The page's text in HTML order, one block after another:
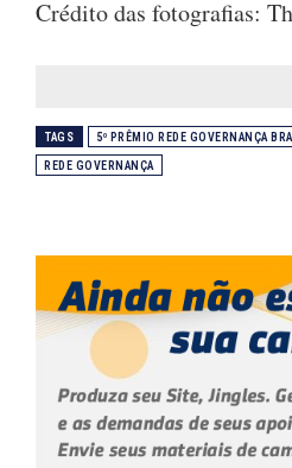
Crédito das fotografias:
TAGS 5º PRÊMIO REDE GOVERNANÇA
REDE GOVERNANÇA